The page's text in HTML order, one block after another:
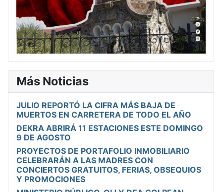
Más Noticias
JULIO REPORTÓ LA CIFRA MÁS BAJA DE
MUERTOS EN CARRETERA DE TODO EL AÑO
DEKRA ABRIRÁ 11 ESTACIONES ESTE DOMINGO
9 DE AGOSTO
PROYECTOS DE PORTAFOLIO INMOBILIARIO
CELEBRARÁN A LAS MADRES CON
CONCIERTOS GRATUITOS, FERIAS, OBSEQUIOS
Y PROMOCIONES